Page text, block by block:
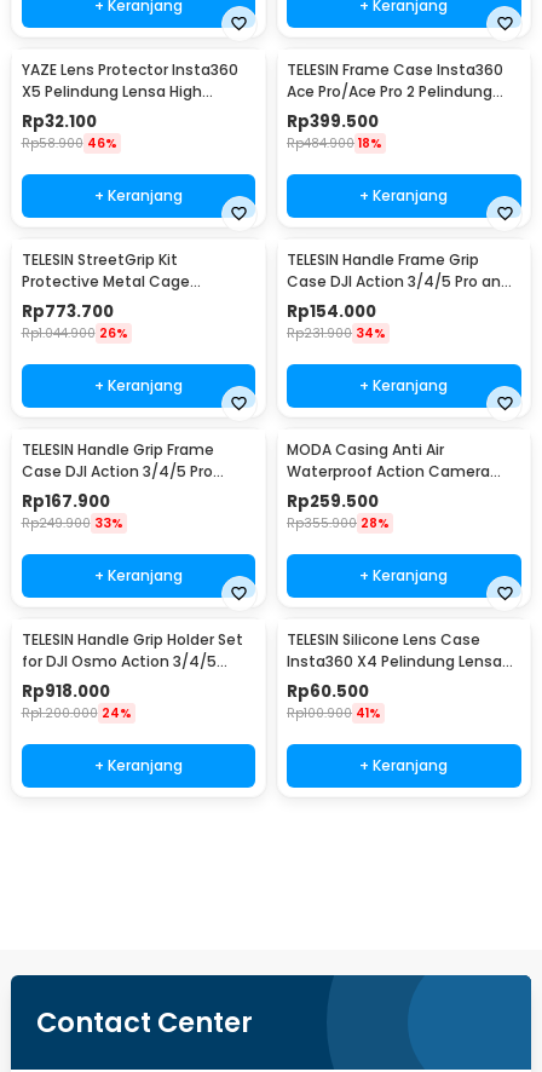
+ Keranjang + Keranjang
YAZE Lens Protector Insta360
X5 Pelindung Lensa High
Transparency - I3X5L
Rp32.100
Rp58.900 46%
+ Keranjang
TELESIN Frame Case Insta360
Ace Pro/Ace Pro 2 Pelindung
Kamera - S6-FMS-32-TIS
Rp399.500
Rp484.900 18%
+ Keranjang
TELESIN StreetGrip Kit
Protective Metal Cage
Insta360 Ace Pro / Pro 2 - S6-
FMS-31-TIS
Rp773.700
Rp1.044.900 26%
+ Keranjang
TELESIN Handle Frame Grip
Case DJI Action 3/4/5 Pro and
DJI Metal Cage - S6-FMS-24-
TDJ
Rp154.000
Rp231.900 34%
+ Keranjang
TELESIN Handle Grip Frame
Case DJI Action 3/4/5 Pro
Pelindung Kamera - S6-FMS-
23-TDJ
Rp167.900
Rp249.900 33%
+ Keranjang
MODA Casing Anti Air
Waterproof Action Camera
Case for Insta360 X3 45M -
DV4
Rp259.500
Rp355.900 28%
+ Keranjang
TELESIN Handle Grip Holder Set
for DJI Osmo Action 3/4/5
Metal Cage - S6-FMS-22-TDJ
Rp918.000
Rp1.200.000 24%
+ Keranjang
TELESIN Silicone Lens Case
Insta360 X4 Pelindung Lensa
Kamera Anti Air - S6-PTC-05-
TIS
Rp60.500
Rp100.900 41%
+ Keranjang
Contact Center